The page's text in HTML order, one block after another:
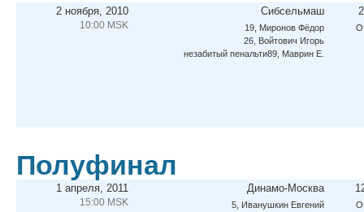
2 ноября, 2010
10:00 MSK
Сибсельмаш
19, Миронов Фёдор
26, Войтович Игорь
незабитый пенальти89, Маврин Е.
Полуфинал
1 апреля, 2011
15:00 MSK
Динамо-Москва
5, Иванушкин Евгений